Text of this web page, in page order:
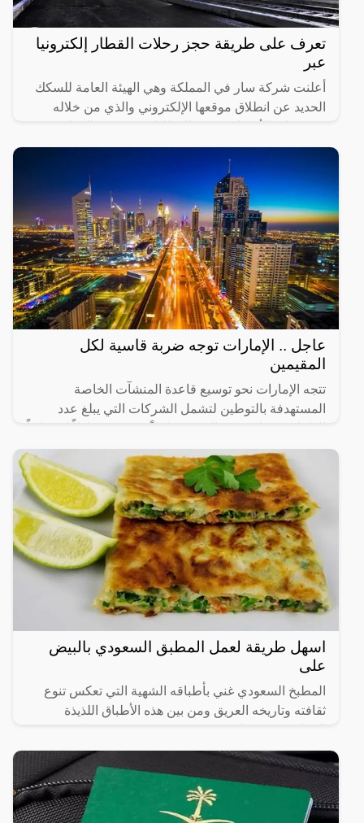
تعرف على طريقة حجز رحلات القطار إلكترونيا
عبر
أعلنت شركة سار في المملكة وهي الهيئة العامة للسكك
الحديد عن انطلاق موقعها الإلكتروني والذي من خلاله
المختلفة لها،
عاجل .. الإمارات توجه ضربة قاسية لكل
المقيمين
تتجه الإمارات نحو توسيع قاعدة المنشآت الخاصة
المستهدفة بالتوطين لتشمل الشركات التي يبلغ عدد
رئيساً تم
اسهل طريقة لعمل المطبق السعودي بالبيض
على
المطبخ السعودي غني بأطباقه الشهية التي تعكس تنوع
ثقافته وتاريخه العريق ومن بين هذه الأطباق اللذيذة
واللحم المفروم